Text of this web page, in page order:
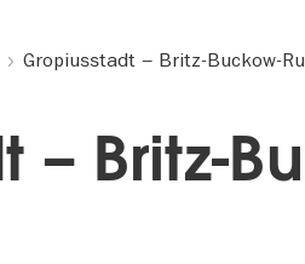
Gropiusstadt – Britz-Buckow-
– Britz-